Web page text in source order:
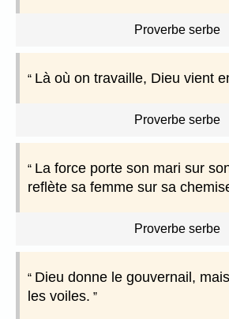
Proverbe serbe
Là où on travaille, Dieu vient
Proverbe serbe
La force porte son mari sur
reflète sa femme sur sa
Proverbe serbe
Dieu donne le gouvernail,
les voiles.